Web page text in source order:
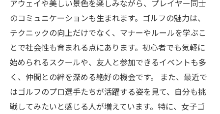
アウェイや美しい景色を楽しみながら、プレイヤー同士
のコミュニケーションも生まれます。ゴルフの魅力は、
テクニックの向上だけでなく、マナーやルールを学ぶこ
とで社会性も育まれる点にあります。初心者でも気軽に
始められるスクールや、友人と参加できるイベントも多
く、仲間との絆を深める絶好の機会です。 また、最近で
はゴルフのプロ選手たちが活躍する姿を見て、自分も挑
戦してみたいと感じる人が増えています。特に、女子ゴ